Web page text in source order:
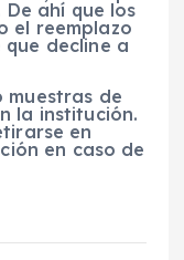
ahí que los
el reemplazo
decline a
muestras de
la institución.
en
en caso de